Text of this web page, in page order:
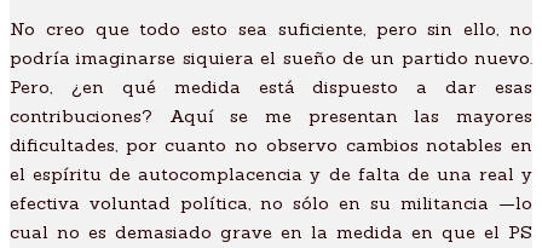
No creo que todo esto sea suficiente, pero sin ello, no
podría imaginarse siquiera el sueño de un partido nuevo.
Pero, ¿en qué medida está dispuesto a dar esas
contribuciones? Aquí se me presentan las mayores
dificultades, por cuanto no observo cambios notables en
el espíritu de autocomplacencia y de falta de una real y
efectiva voluntad política, no sólo en su militancia —lo
cual no es demasiado grave en la medida en que el PS